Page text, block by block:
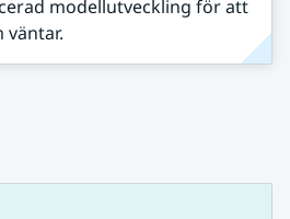
modellutveckling för att
väntar.